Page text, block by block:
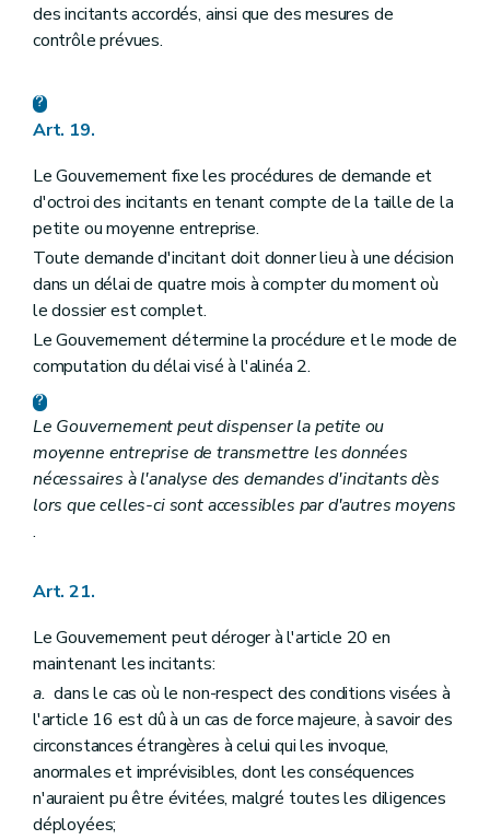
des incitants accordés, ainsi que des mesures de
contrôle prévues.
Art. 19.
Le Gouvernement fixe les procédures de demande et
d'octroi des incitants en tenant compte de la taille de la
petite ou moyenne entreprise.
Toute demande d'incitant doit donner lieu à une décision
dans un délai de quatre mois à compter du moment où
le dossier est complet.
Le Gouvernement détermine la procédure et le mode de
computation du délai visé à l'alinéa 2.
Le Gouvernement peut dispenser la petite ou
moyenne entreprise de transmettre les données
nécessaires à l'analyse des demandes d'incitants dès
lors que celles-ci sont accessibles par d'autres moyens
.
Art. 21.
Le Gouvernement peut déroger à l'article 20 en
maintenant les incitants:
a. dans le cas où le non-respect des conditions visées à
l'article 16 est dû à un cas de force majeure, à savoir des
circonstances étrangères à celui qui les invoque,
anormales et imprévisibles, dont les conséquences
n'auraient pu être évitées, malgré toutes les diligences
déployées;